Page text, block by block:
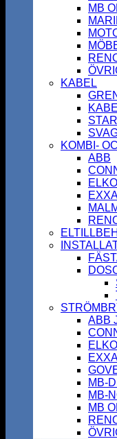
MB
KABEL
KOMBI-
ABB
ELKO
ABB
ELKO
MB-
MB-
MB